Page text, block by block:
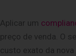
Aplicar um
preço de venda. O
custo exato da